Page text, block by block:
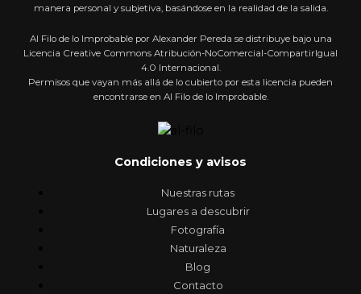
manera personal y subjetiva, basándose en la realidad de la salida.
Al Filo de lo Improbable por Alexander Pereda se distribuye bajo una
Licencia Creative Commons Atribución-NoComercial-CompartirIgual
4.0 Internacional.
Permisos que vayan más allá de lo cubierto por esta licencia pueden
encontrarse en Al Filo de lo Improbable.
Condiciones y avisos
Nuestras rutas
Lugares a descubrir
Fotografía
Naturaleza
Blog
Contacto